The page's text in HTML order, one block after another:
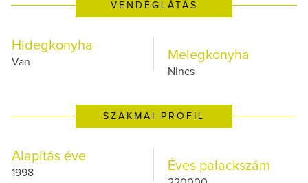
VENDÉGLÁTÁS
Hidegkonyha
Van Melegkonyha
Nincs
SZAKMAI PROFIL
Alapítás éve
1998 Éves palackszám